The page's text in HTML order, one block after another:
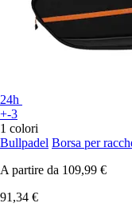
24h
+-3
1 colori
Bullpadel Borsa per
A partire da 109,99 €
91,34 €